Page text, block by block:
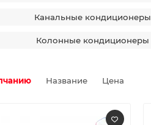
Канальные кондиционеры
Колонные кондиционеры
Название Цена